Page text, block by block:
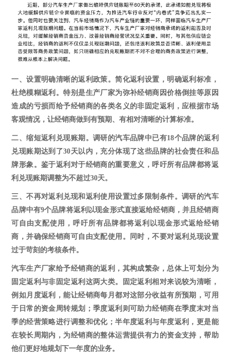
一、设置明确清晰的返利政策。简化返利设置，明确返利标准，
杜绝模糊返利。特别是生产厂家为弥补经销商因价格倒挂等原因
造成的亏损而给予经销商的各类名义的非固定返利，应根据市场
客观情况，让经销商做到有预期、有相对清晰的计算标准。
二、缩短返利兑现账期。调研的汽车品牌中已有18个品牌的返利
兑现账期达到了30天以内，充分体现了这些品牌的社会责任和品
牌形象。鉴于返利对于经销商的重要意义，呼吁所有品牌都将返
利兑现账期调整为不超过30天。
三、不再对返利兑现和返利使用设置过多限制条件。调研的汽车
品牌中有9个品牌将返利以现金形式直接返给经销商，并且经销商
可自由支配使用，呼吁所有品牌都将返利以现金形式返给经销
商，并确保经销商可自由支配使用。同时，不要对返利兑现设置
过于苛刻的考核条件。
汽车生产厂家给予经销商的返利，其构成繁杂 ，总体上可划分为
固定返利与非固定返利这两大类。固定返利相对来说较为清晰，
例如 月度返利，能让经销商每月都对这部分收益有所预期，可用
于日常的资金周转规划；季度返利则可助力经销商在季度末对当
季的经营策略进行调整和优化；半年度返利与年度返利，更是能
在较长周期内，为经销商的整体运营提供有力的资金支持，帮助
他们更好地规划下一年度的业务。